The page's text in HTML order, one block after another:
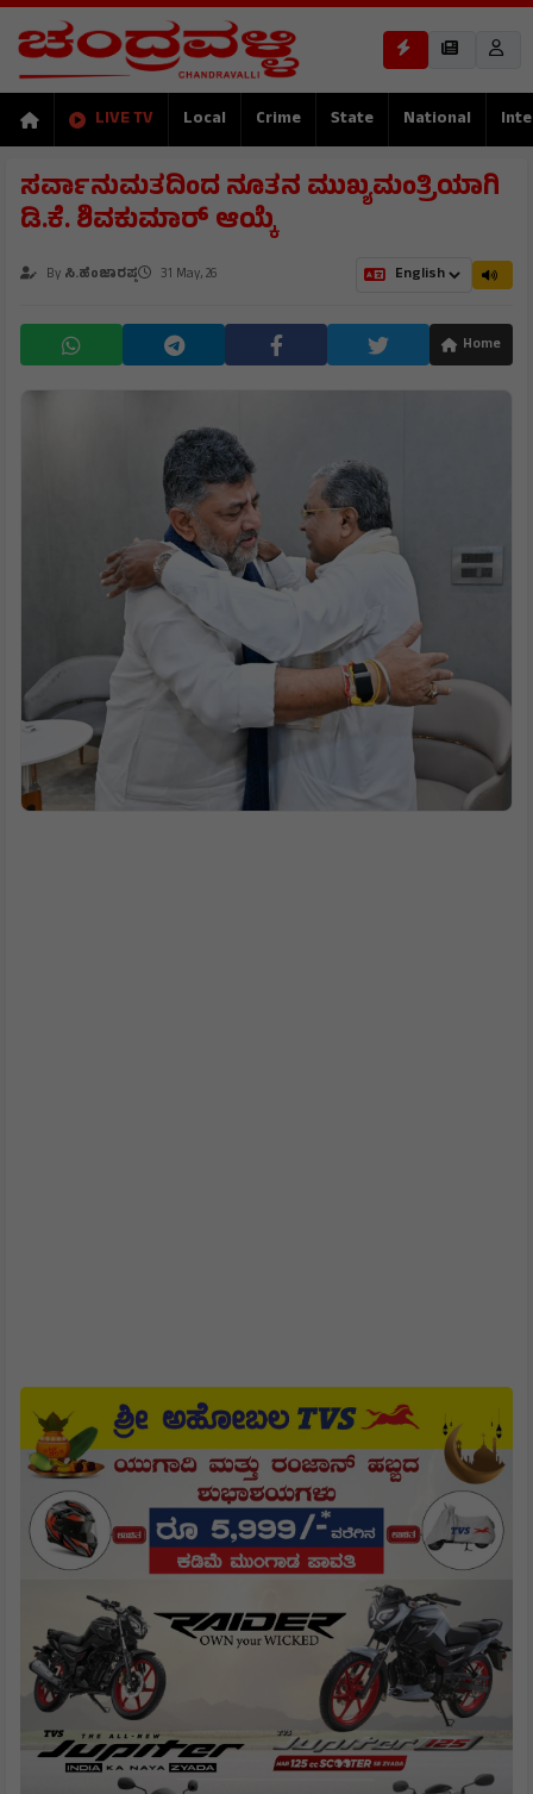
LIVE TV Local Crime State National
ಸರ್ವಾನುಮತದಿಂದ ನೂತನ ಮುಖ್ಯಮಂತ್ರಿಯಾಗಿ
ಡಿ.ಕೆ. ಶಿವಕುಮಾರ್ ಆಯ್ಕೆ
By ಸಿ.ಹೆಂಜಾರಪ್ಪ 31 May, 26
Home